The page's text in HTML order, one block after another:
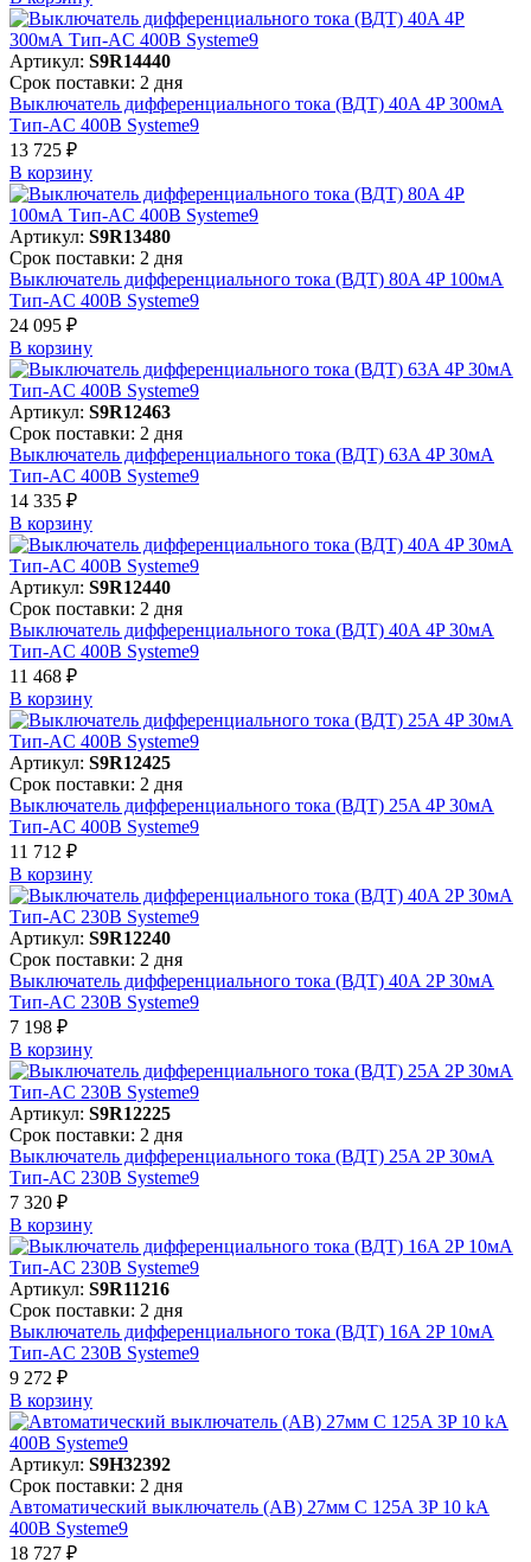
Артикул: S9R14440
Срок поставки: 2 дня
Выключатель дифференциального тока (ВДТ) 40A 4P 300мА
Тип-AC 400В Systeme9
13 725 ₽
В корзинy
Артикул: S9R13480
Срок поставки: 2 дня
Выключатель дифференциального тока (ВДТ) 80A 4P 100мА
Тип-AC 400В Systeme9
24 095 ₽
В корзинy
Артикул: S9R12463
Срок поставки: 2 дня
Выключатель дифференциального тока (ВДТ) 63A 4P 30мА
Тип-AC 400В Systeme9
14 335 ₽
В корзинy
Артикул: S9R12440
Срок поставки: 2 дня
Выключатель дифференциального тока (ВДТ) 40A 4P 30мА
Тип-AC 400В Systeme9
11 468 ₽
В корзинy
Артикул: S9R12425
Срок поставки: 2 дня
Выключатель дифференциального тока (ВДТ) 25A 4P 30мА
Тип-AC 400В Systeme9
11 712 ₽
В корзинy
Артикул: S9R12240
Срок поставки: 2 дня
Выключатель дифференциального тока (ВДТ) 40A 2P 30мА
Тип-AC 230В Systeme9
7 198 ₽
В корзинy
Артикул: S9R12225
Срок поставки: 2 дня
Выключатель дифференциального тока (ВДТ) 25A 2P 30мА
Тип-AC 230В Systeme9
7 320 ₽
В корзинy
Артикул: S9R11216
Срок поставки: 2 дня
Выключатель дифференциального тока (ВДТ) 16A 2P 10мА
Тип-AC 230В Systeme9
9 272 ₽
В корзинy
Артикул: S9H32392
Срок поставки: 2 дня
Автоматический выключатель (АВ) 27мм C 125A 3P 10 kA
400В Systeme9
18 727 ₽